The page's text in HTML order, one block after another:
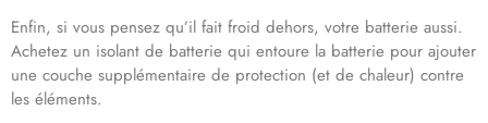
Enfin, si vous pensez qu’il fait froid dehors, votre batterie aussi.
Achetez un isolant de batterie qui entoure la batterie pour ajouter
une couche supplémentaire de protection (et de chaleur) contre
les éléments.